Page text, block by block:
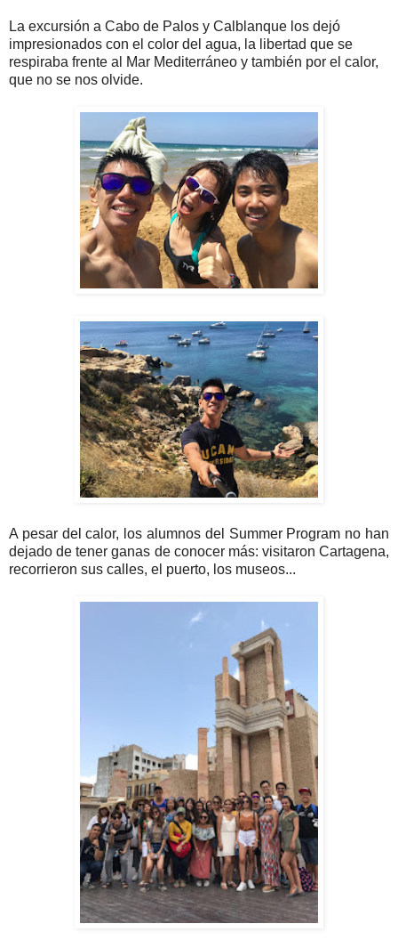
La excursión a Cabo de Palos y Calblanque los dejó
impresionados con el color del agua, la libertad que se
respiraba frente al Mar Mediterráneo y también por el calor,
que no se nos olvide.
A pesar del calor, los alumnos del Summer Program no han
dejado de tener ganas de conocer más: visitaron Cartagena,
recorrieron sus calles, el puerto, los museos...